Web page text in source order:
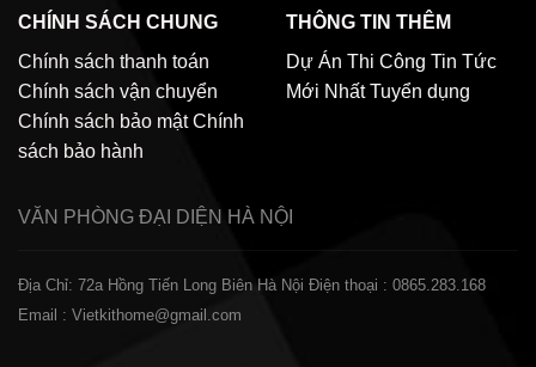
CHÍNH SÁCH CHUNG
Chính sách thanh toán
Chính sách vận chuyển
Chính sách bảo mật Chính
sách bảo hành
THÔNG TIN THÊM
Dự Án Thi Công Tin Tức
Mới Nhất Tuyển dụng
VĂN PHÒNG ĐẠI DIỆN HÀ NỘI
Địa Chỉ: 72a Hồng Tiến Long Biên Hà Nội Điện thoại : 0865.283.168
Email : Vietkithome@gmail.com